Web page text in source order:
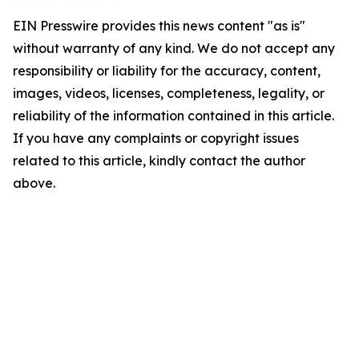
EIN Presswire provides this news content "as is"
without warranty of any kind. We do not accept any
responsibility or liability for the accuracy, content,
images, videos, licenses, completeness, legality, or
reliability of the information contained in this article.
If you have any complaints or copyright issues
related to this article, kindly contact the author
above.